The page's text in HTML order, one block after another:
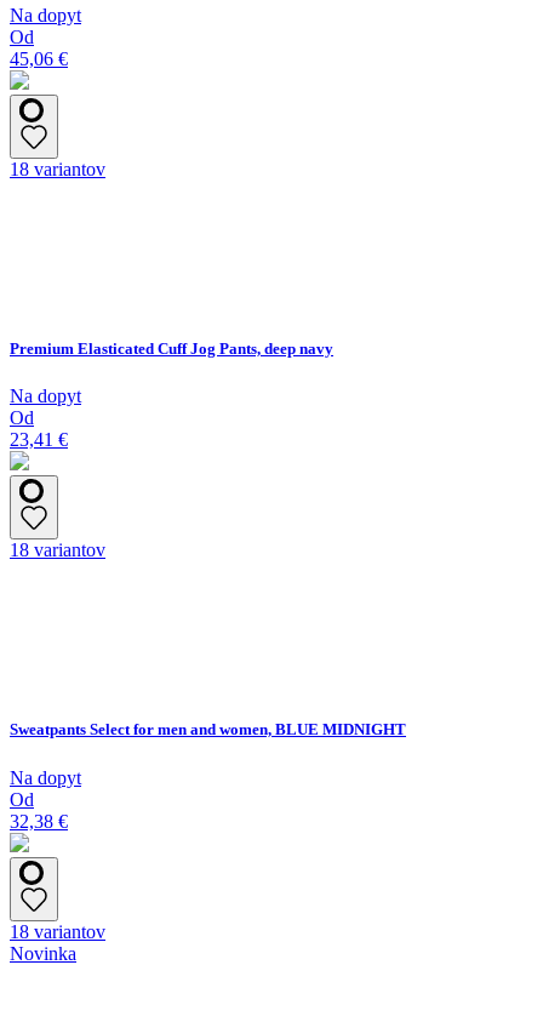
Na dopyt
Od
45,06 €
18 variantov
Premium Elasticated Cuff Jog Pants, deep navy
Na dopyt
Od
23,41 €
18 variantov
Sweatpants Select for men and women, BLUE MIDNIGHT
Na dopyt
Od
32,38 €
18 variantov
Novinka